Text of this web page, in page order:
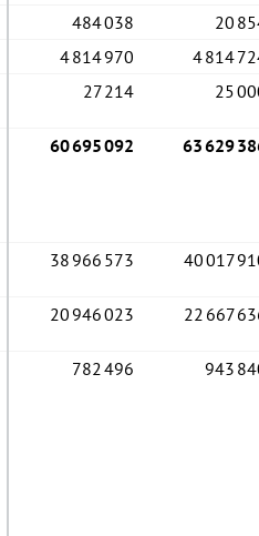
484 038
20
4 814 970
4 814
27 214
25
60 695 092 63 629
38 966 573 40 017
20 946 023 22 667
782 496 943